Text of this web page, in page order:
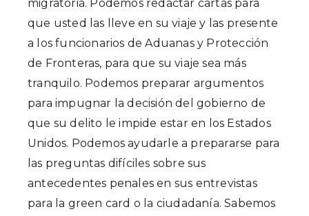
migratoria. Podemos redactar cartas para
que usted las lleve en su viaje y las presente
a los funcionarios de Aduanas y Protección
de Fronteras, para que su viaje sea más
tranquilo. Podemos preparar argumentos
para impugnar la decisión del gobierno de
que su delito le impide estar en los Estados
Unidos. Podemos ayudarle a prepararse para
las preguntas difíciles sobre sus
antecedentes penales en sus entrevistas
para la green card o la ciudadanía. Sabemos